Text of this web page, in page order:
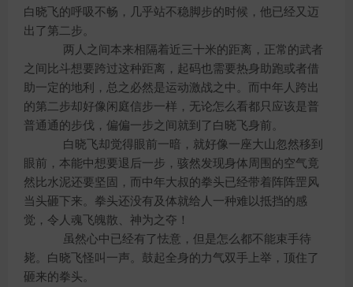
白晓飞的呼吸不畅，几乎站不稳脚步的时候，他已经又迈
出了第二步。
两人之间本来相隔着近三十米的距离，正常的武者
之间比斗想要跨过这种距离，起码也需要热身助跑或者借
助一定的地利，总之必然是运动激战之中。而中年人跨出
的第二步却好像闲庭信步一样，无论怎么看都只应该是普
普通通的步伐，偏偏一步之间就到了白晓飞身前。
白晓飞却觉得眼前一暗，就好像一座大山忽然移到
眼前，本能中想要退后一步，骇然发现身体周围的空气竟
然比水泥还要坚固，而中年大叔的拳头已经带着阵阵罡风
当头砸下来。拳头还没有及体就给人一种难以抵挡的感
觉，令人魂飞魄散、神为之夺！
虽然心中已经有了怯意，但是怎么都不能束手待
毙。白晓飞怪叫一声。鼓起全身的力气双手上举，顶住了
砸来的拳头。